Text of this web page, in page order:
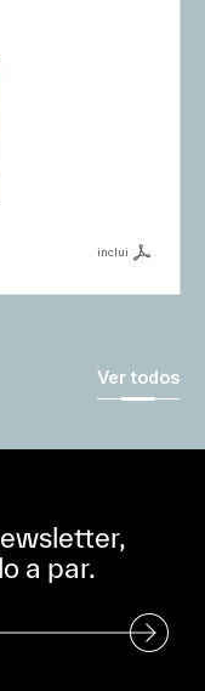
inclui
Ver todos
a par.